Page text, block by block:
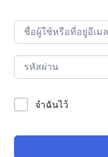
จำฉันไว้